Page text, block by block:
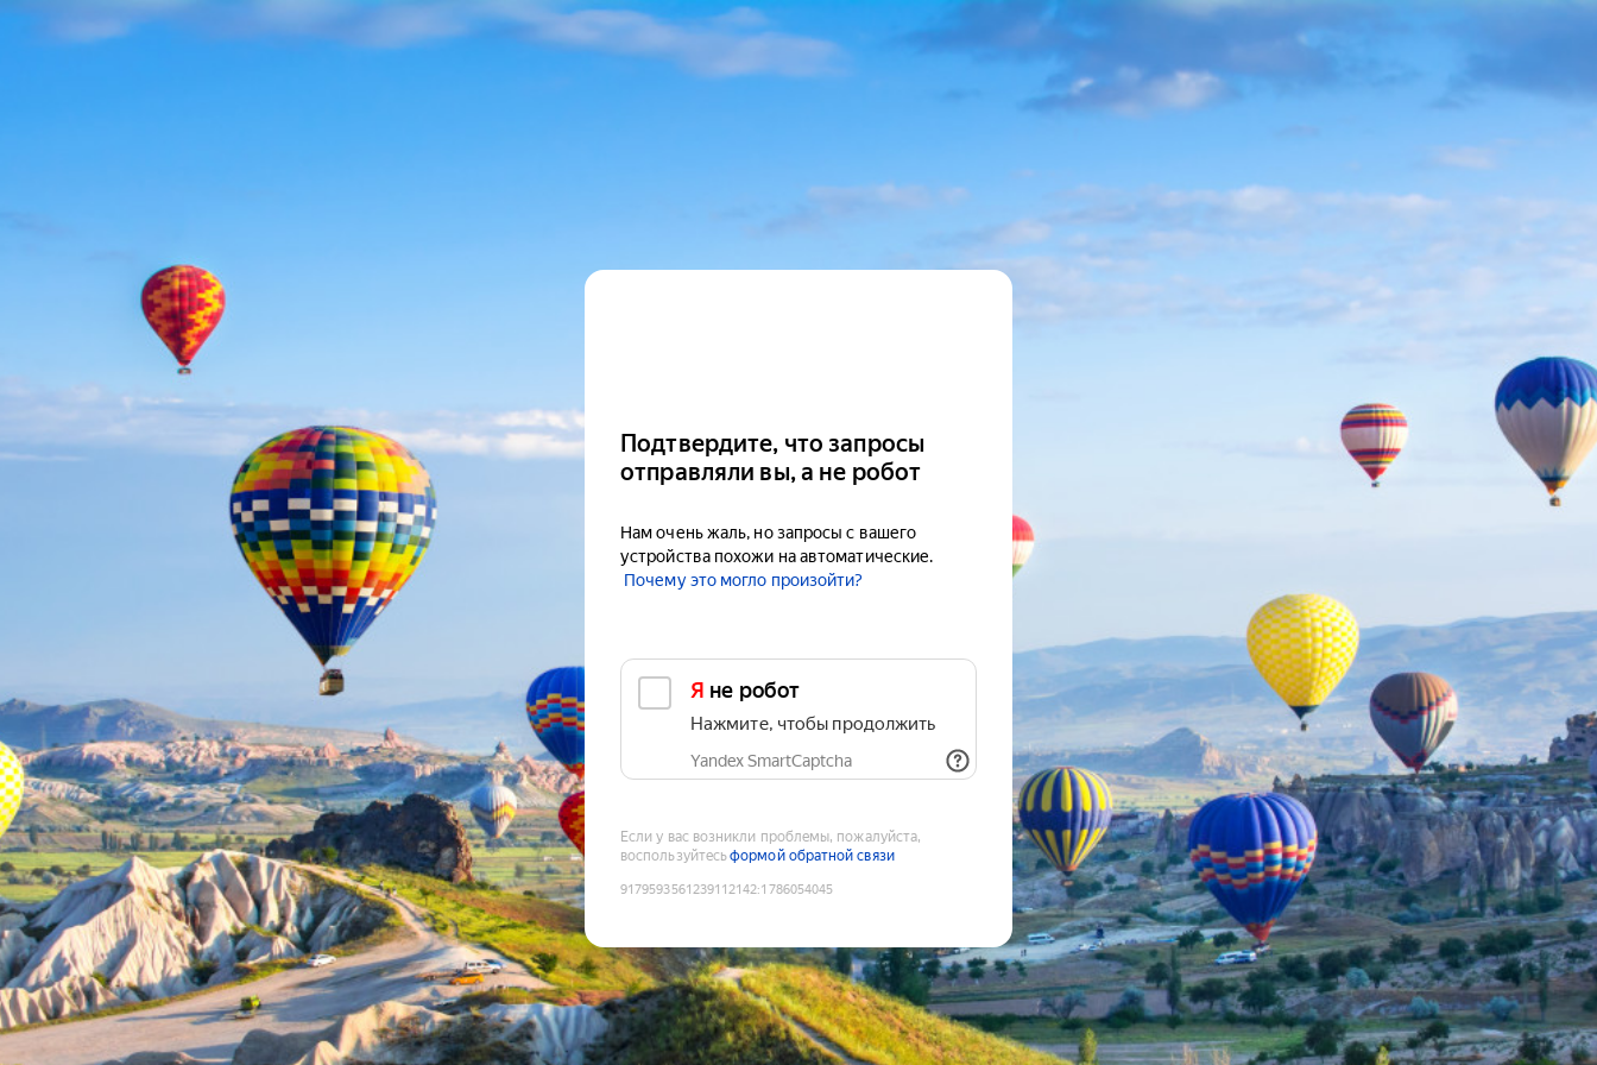
Подтвердите, что запросы
отправляли вы, а не робот
Нам очень жаль, но запросы с вашего
устройства похожи на автоматические.
Почему это могло произойти?
Я не робот
Нажмите, чтобы продолжить
Yandex SmartCaptcha
Если у вас возникли проблемы, пожалуйста,
воспользуйтесьформой обратной связи
9179593561239112142:1786054045